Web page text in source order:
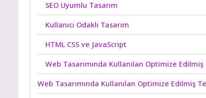
SEO Uyumlu Tasarım
Kullanıcı Odaklı Tasarım
HTML CSS ve JavaScript
Web Tasarımında Kullanılan Optimize
Web Tasarımında Kullanılan Optimize Edilmiş